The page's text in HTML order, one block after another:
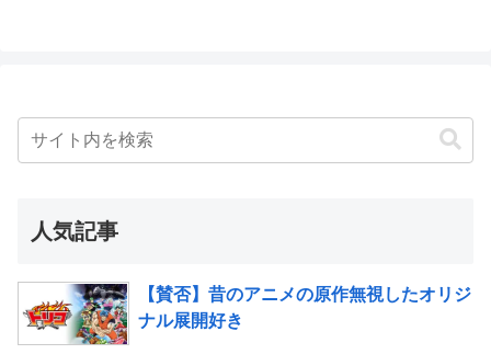
人気記事
【賛否】昔のアニメの原作無視したオリジ
ナル展開好き